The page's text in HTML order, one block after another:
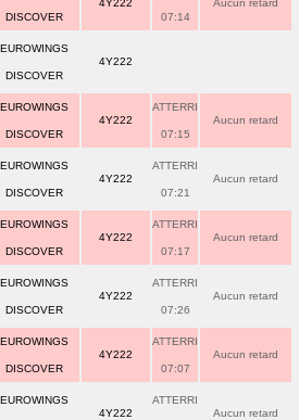
DISCOVER
4Y222
07:14
Aucun retard
EUROWINGS
DISCOVER
4Y222
EUROWINGS
DISCOVER
4Y222
ATTERRI
07:15
Aucun retard
EUROWINGS
DISCOVER
4Y222
ATTERRI
07:21
Aucun retard
EUROWINGS
DISCOVER
4Y222
ATTERRI
07:17
Aucun retard
EUROWINGS
DISCOVER
4Y222
ATTERRI
07:26
Aucun retard
EUROWINGS
DISCOVER
4Y222
ATTERRI
07:07
Aucun retard
EUROWINGS
4Y222
ATTERRI
Aucun retard